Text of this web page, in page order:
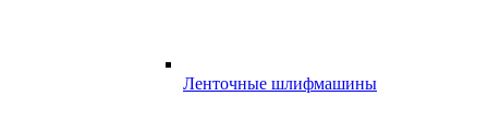
Ленточные шлифмашины